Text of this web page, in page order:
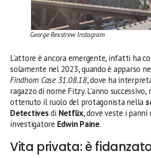
George Rexstrew Instagram
L’attore è ancora emergente, infatti ha
solamente nel 2023, quando è apparso
Findhorn Case 31.08.18, dove ha
ragazzo di nome Fitzy. L’anno successivo,
ottenuto il ruolo del protagonista nella
Detectivesdi Netflix, dove veste i
investigatore Edwin Paine.
Vita privata: è